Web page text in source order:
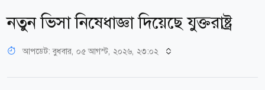
নতুন ভিসা নিষেধাজ্ঞা দিয়েছে যুক্তরাষ্ট্র
আপডেট: বুধবার, ০৫ আগস্ট, ২০২৬, ২৩:০২